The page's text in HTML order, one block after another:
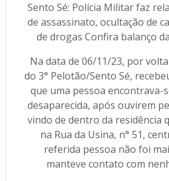
Sento Sé: Polícia Militar faz
de assassinato, ocultação de
de drogas Confira balanço
Na data de 06/11/23, por
do 3° Pelotão/Sento Sé,
que uma pessoa encontrava-
desaparecida, após ouvirem
vindo de dentro da residência
na Rua da Usina, n° 51,
referida pessoa não foi
manteve contato com